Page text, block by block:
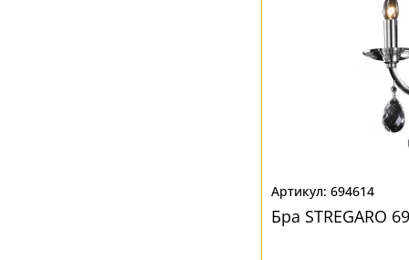
694614
Бра STREGARO